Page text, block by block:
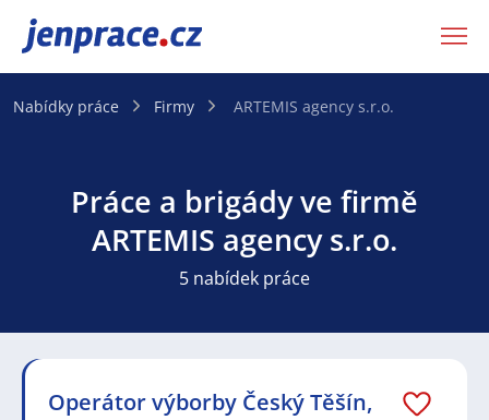
JenPráce.cz
Nabídky práce Firmy ARTEMIS agency s.r.o.
Práce a brigády ve firmě
ARTEMIS agency s.r.o.
5 nabídek práce
Operátor výborby Český Těšín,